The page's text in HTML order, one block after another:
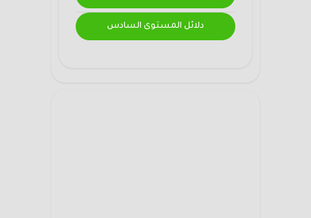
دلائل المستوى السادس